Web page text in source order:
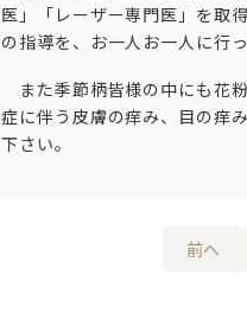
医」「レーザー専門医」を取
の指導を、お一人お一人に行っ
また季節柄皆様の中にも花
症に伴う皮膚の痒み、目の痒
下さい。
前へ